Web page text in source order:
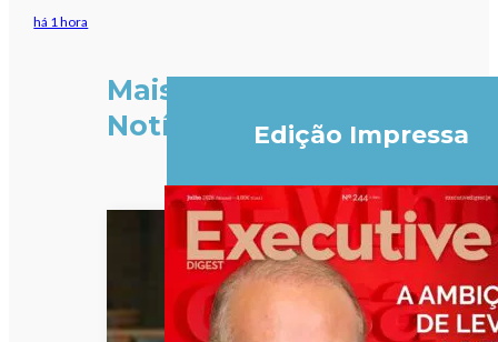
há 1 hora
Mais
Notícias
Edição Impressa